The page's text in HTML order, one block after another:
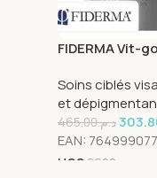
FIDERMA Vit-
Soins ciblés
et
د.م.465.00
EAN:
UGS 8600